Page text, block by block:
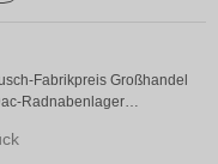
Fabrikpreis Großhandel
Radnabenlager